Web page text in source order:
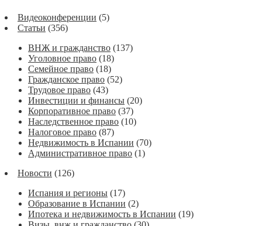
Видеоконференции (5)
Статьи (356)
ВНЖ и гражданство (137)
Уголовное право (18)
Семейное право (18)
Гражданское право (52)
Трудовое право (43)
Инвестиции и финансы (20)
Корпоративное право (37)
Наследственное право (10)
Налоговое право (87)
Недвижимость в Испании (70)
Административное право (1)
Новости (126)
Испания и регионы (17)
Образование в Испании (2)
Ипотека и недвижимость в Испании (19)